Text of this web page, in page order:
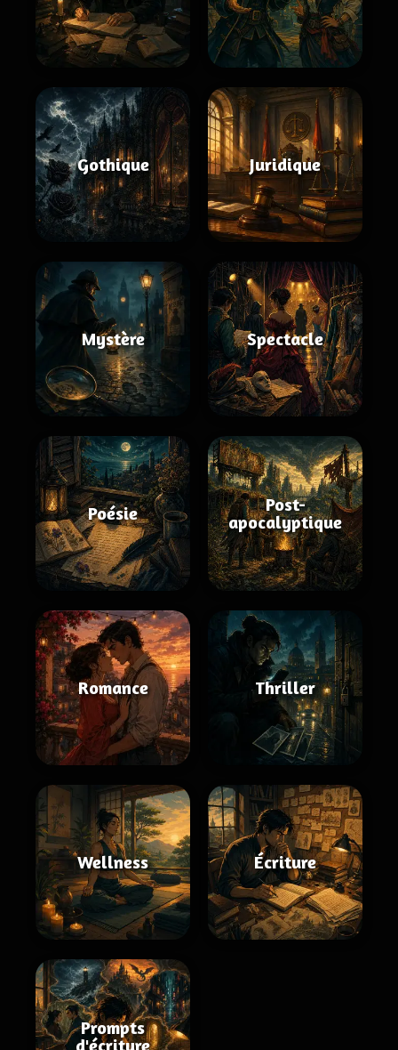
Gothique Juridique
Mystère Spectacle
Poésie
Post-
apocalyptique
Romance Thriller
Wellness Écriture
Prompts
d'écriture